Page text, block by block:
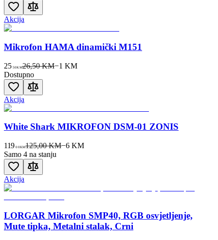
Akcija
Mikrofon HAMA dinamički M151
25 50KM26,50 KM−1 KM
Dostupno
Akcija
White Shark MIKROFON DSM-01 ZONIS
119 00KM125,00 KM−6 KM
Samo 4 na stanju
Akcija
LORGAR Mikrofon SMP40, RGB osvjetljenje,
Mute tipka, Metalni stalak, Crni